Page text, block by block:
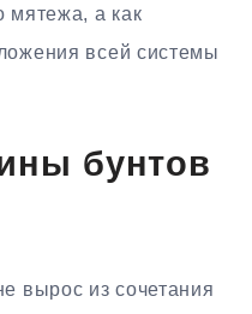
мятежа, а как
всей системы
бунтов
вырос из сочетания